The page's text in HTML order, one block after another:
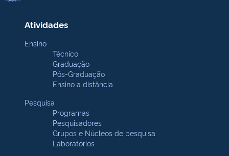
Atividades
Ensino
Técnico
Graduação
Pós-Graduação
Ensino a distância
Pesquisa
Programas
Pesquisadores
Grupos e Núcleos de pesquisa
Laboratórios